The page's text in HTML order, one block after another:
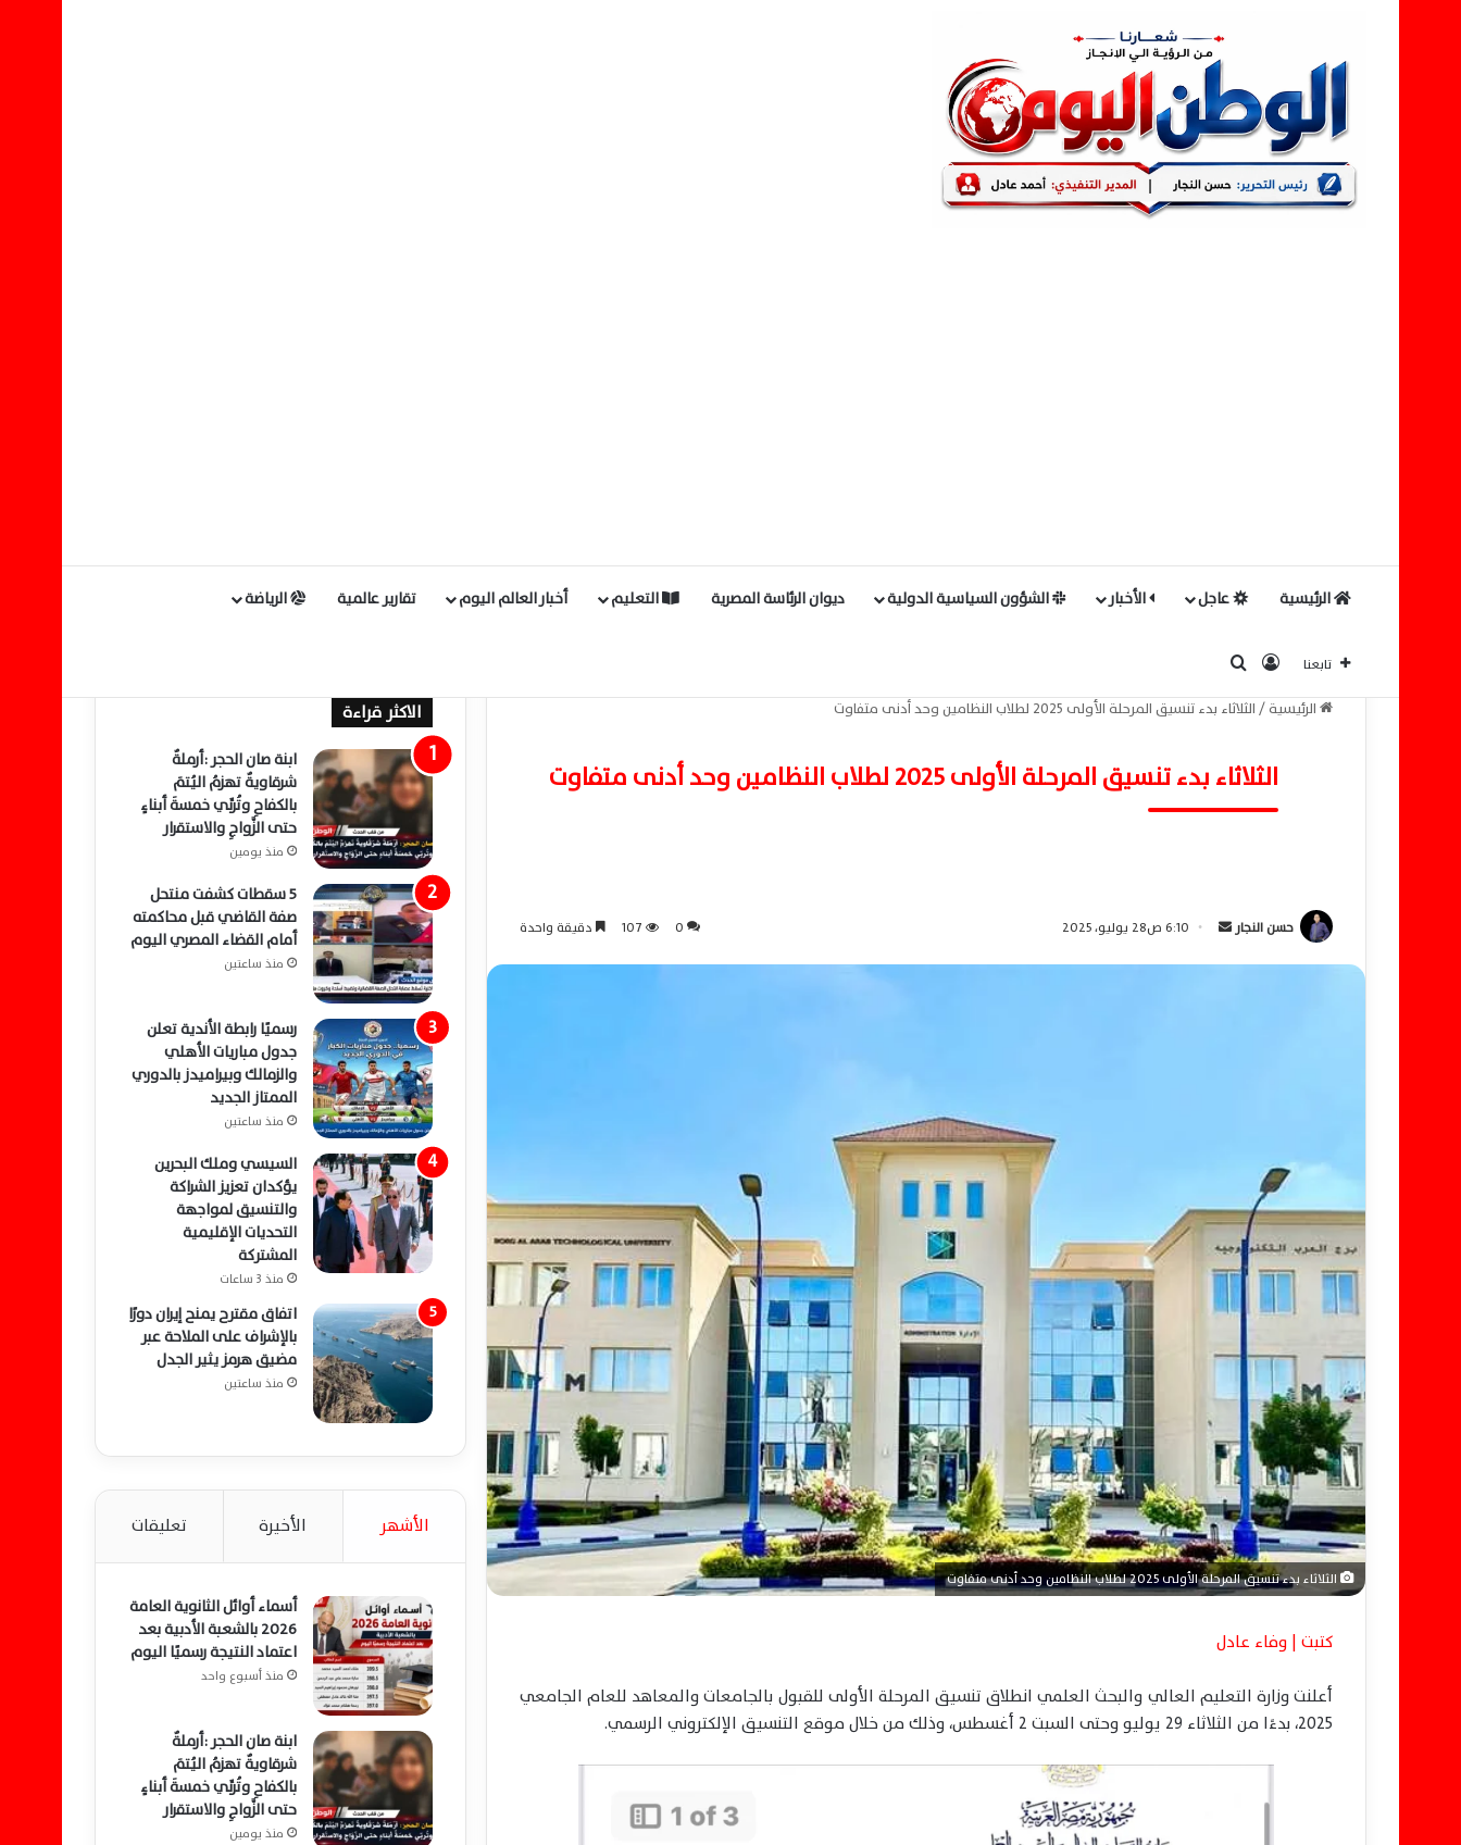
الرئيسية عاجل الأخبار الشؤون السياسية الدولية ديوان الرئاسة المصرية التعليم أخبار العالم اليوم تقارير عالمية الرياضة
تابعنا تسجيل الدخول
الرئيسية/الثلاثاء بدء تنسيق المرحلة الأولى 2025 لطلاب النظامين وحد أدنى متفاوت
الثلاثاء بدء تنسيق المرحلة الأولى 2025 لطلاب النظامين وحد أدنى متفاوت
حسن النجار
ك
ت
ر
ن
6:10 ص28 يوليو، 2025 0
107 دقيقة واحدة
الثلاثاء بدء تنسيق المرحلة الأولى 2025 لطلاب النظامين وحد أدنى متفاوت
كتبت | وفاء عادل
أعلنت وزارة التعليم العالي والبحث العلمي انطلاق تنسيق المرحلة الأولى للقبول بالجامعات والمعاهد للعام الجامعي
2025، بدءًا من الثلاثاء 29 يوليو وحتى السبت 2 أغسطس، وذلك من خلال موقع التنسيق الإلكتروني الرسمي.
الاكثر قراءة
ابنة صان الحجر :أرملةٌ
شرقاويةٌ تهزمُ اليُتمَ
بالكفاحِ وتُربِّي خمسةَ أبناءٍ
حتى الزَّواجِ والاستقرار
منذ يومين
5 سقطات كشفت منتحل
صفة القاضي قبل محاكمته
أمام القضاء المصري اليوم
منذ ساعتين
رسميًا رابطة الأندية تعلن
جدول مباريات الأهلي
والزمالك وبيراميدز بالدوري
الممتاز الجديد
منذ ساعتين
السيسي وملك البحرين
يؤكدان تعزيز الشراكة
والتنسيق لمواجهة
التحديات الإقليمية
المشتركة
منذ 3 ساعات
اتفاق مقترح يمنح إيران دورًا
بالإشراف على الملاحة عبر
مضيق هرمز يثير الجدل
منذ ساعتين
الأشهر الأخيرة تعليقات
أسماء أوائل الثانوية العامة
2026 بالشعبة الأدبية بعد
اعتماد النتيجة رسميًا اليوم
منذ أسبوع واحد
ابنة صان الحجر :أرملةٌ
شرقاويةٌ تهزمُ اليُتمَ
بالكفاحِ وتُربِّي خمسةَ أبناءٍ
حتى الزَّواجِ والاستقرار
منذ يومين